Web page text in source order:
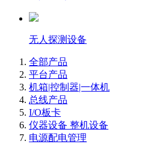
无人探测设备
全部产品
平台产品
机箱|控制器|一体机
总线产品
I/O板卡
仪器设备 整机设备
电源配电管理